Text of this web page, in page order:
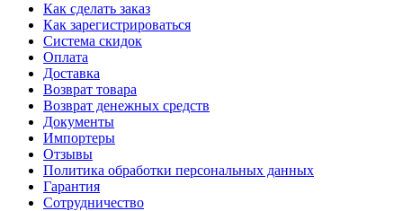
Как сделать заказ
Как зарегистрироваться
Система скидок
Оплата
Доставка
Возврат товара
Возврат денежных средств
Документы
Импортеры
Отзывы
Политика обработки персональных данных
Гарантия
Сотрудничество